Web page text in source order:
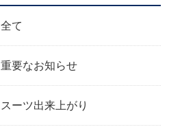
全て
重要なお知らせ
スーツ出来上がり